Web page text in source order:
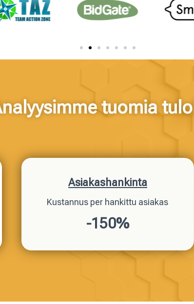
tuomia
Asiakashankinta
Kustannus per hankittu asiakas
-150%